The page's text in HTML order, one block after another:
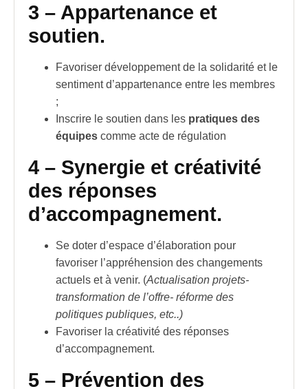
3 – Appartenance et
soutien.
Favoriser développement de la solidarité et le
sentiment d’appartenance entre les membres
;
Inscrire le soutien dans les pratiques des
équipes comme acte de régulation
4 – Synergie et créativité
des réponses
d’accompagnement.
Se doter d’espace d’élaboration pour
favoriser l’appréhension des changements
actuels et à venir. (Actualisation projets-
transformation de l’offre- réforme des
politiques publiques, etc..)
Favoriser la créativité des réponses
d’accompagnement.
5 – Prévention des